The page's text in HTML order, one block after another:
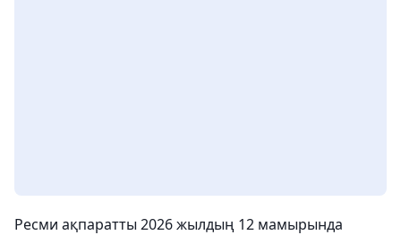
Ресми ақпаратты 2026 жылдың 12 мамырында